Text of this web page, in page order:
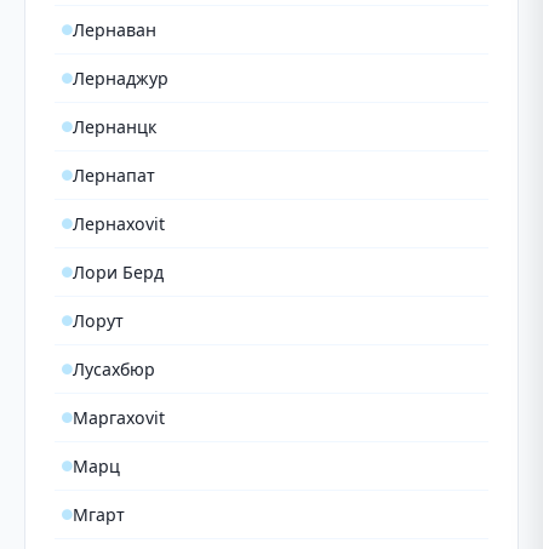
Лернаван
Лернаджур
Лернанцк
Лернапат
Лернахovit
Лори Берд
Лорут
Лусахбюр
Маргахovit
Марц
Мгарт